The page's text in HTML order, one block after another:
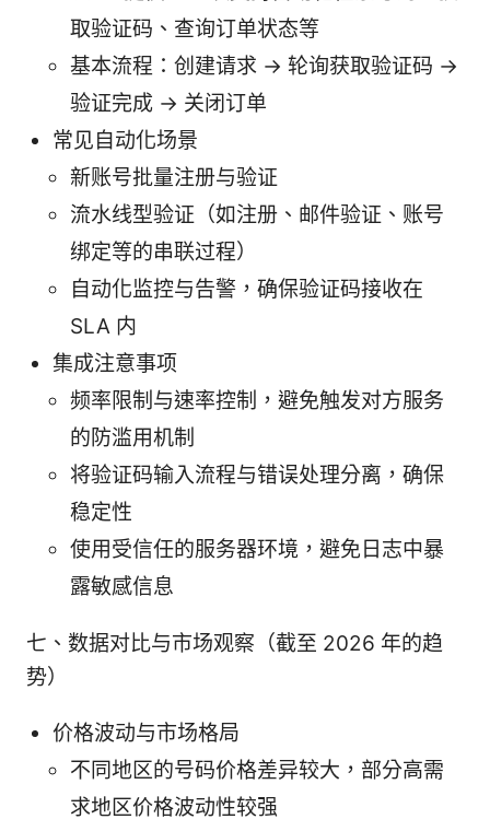
取验证码、查询订单状态等
基本流程：创建请求 -> 轮询获取验证码 ->
验证完成 -> 关闭订单
常见自动化场景
新账号批量注册与验证
流水线型验证（如注册、邮件验证、账号
绑定等的串联过程）
自动化监控与告警，确保验证码接收在
SLA 内
集成注意事项
频率限制与速率控制，避免触发对方服务
的防滥用机制
将验证码输入流程与错误处理分离，确保
稳定性
使用受信任的服务器环境，避免日志中暴
露敏感信息
七、数据对比与市场观察（截至 2026 年的趋
势）
价格波动与市场格局
不同地区的号码价格差异较大，部分高需
求地区价格波动性较强